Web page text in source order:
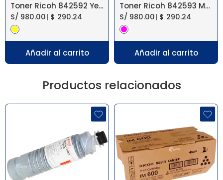
Toner Ricoh 842592 Yellow IM C2010, IM C2510
S/ 980.00| $ 290.24
Añadir al carrito
Toner Ricoh 842593 Magenta IM C2010, IM C2510
S/ 980.00| $ 290.24
Añadir al carrito
Productos relacionados